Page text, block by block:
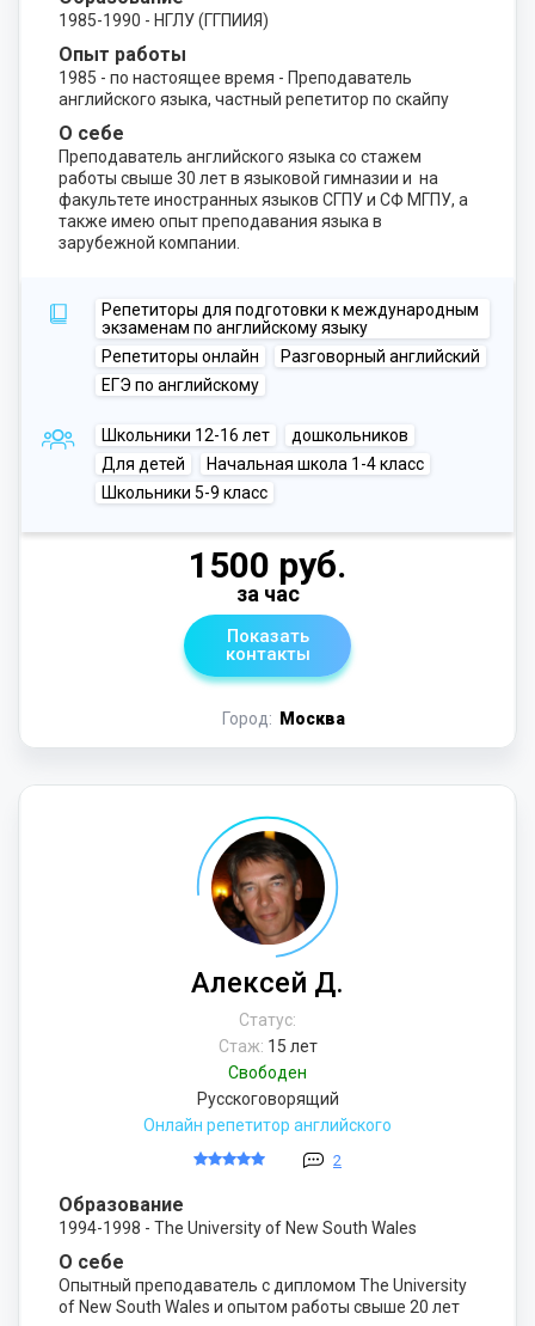
1985-1990 - НГЛУ (ГГПИИЯ)
Опыт работы
1985 - по настоящее время - Преподаватель
английского языка, частный репетитор по скайпу
О себе
Преподаватель английского языка со стажем
работы свыше 30 лет в языковой гимназии и на
факультете иностранных языков СГПУ и СФ МГПУ, а
также имею опыт преподавания языка в
зарубежной компании.
Репетиторы для подготовки к международным
экзаменам по английскому языку
Репетиторы онлайн
Разговорный английский
ЕГЭ по английскому
Школьники 12-16 лет
дошкольников
Для детей
Начальная школа 1-4 класс
Школьники 5-9 класс
Город: Москва
1500 руб.
за час
Показать
контакты
Алексей Д.
Статус:
Стаж: 15 лет
Свободен
Русскоговорящий
Онлайн репетитор английского
2
Образование
1994-1998 - The University of New South Wales
О себе
Опытный преподаватель с дипломом The University
of New South Wales и опытом работы свыше 20 лет